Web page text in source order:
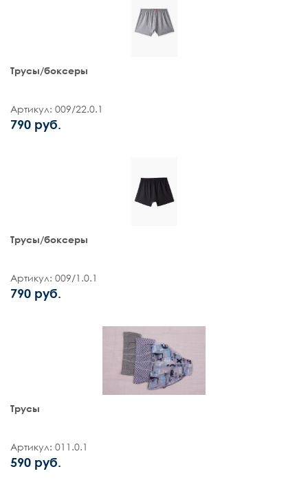
Трусы/боксеры
Артикул: 009/22.0.1
790 руб.
Трусы/боксеры
Артикул: 009/1.0.1
790 руб.
Трусы
Артикул: 011.0.1
590 руб.